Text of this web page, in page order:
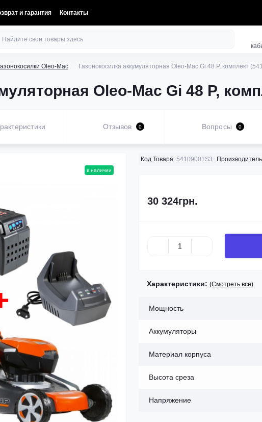
и гарантия Контакты
Oleo-Mac Газонокосилка аккумуляторная Oleo-Mac Gi 48 P, комплект
Oleo-Mac Gi 48 P,
Отзывов 0 Вопросы 0
в наличии
Код Товара: 54109001S3
30 324грн.
Характеристики: (Смотреть все)
Мощность
Аккумуляторы
Материал корпуса
Высота среза
Напряжение